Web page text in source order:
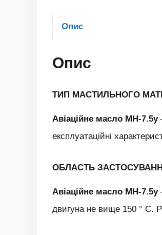
Опис
Опис
ТИП МАСТИЛЬНОГО
Авіаційне масло МН-7.5у
експлуатаційні
ОБЛАСТЬ
Авіаційне масло МН-7.5у
двигуна не вище 150 ° С.